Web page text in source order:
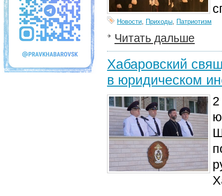
Новости, Приходы, Патриотизм
Читать дальше
Хабаровский
в юридическом